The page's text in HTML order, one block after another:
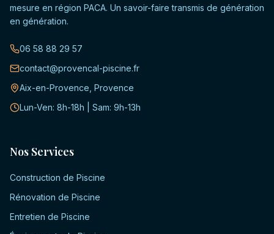
mesure en région PACA. Un savoir-faire transmis de génération
en génération.
06 58 88 29 57
contact@provencal-piscine.fr
Aix-en-Provence, Provence
Lun-Ven: 8h-18h | Sam: 9h-13h
Nos Services
Construction de Piscine
Rénovation de Piscine
Entretien de Piscine